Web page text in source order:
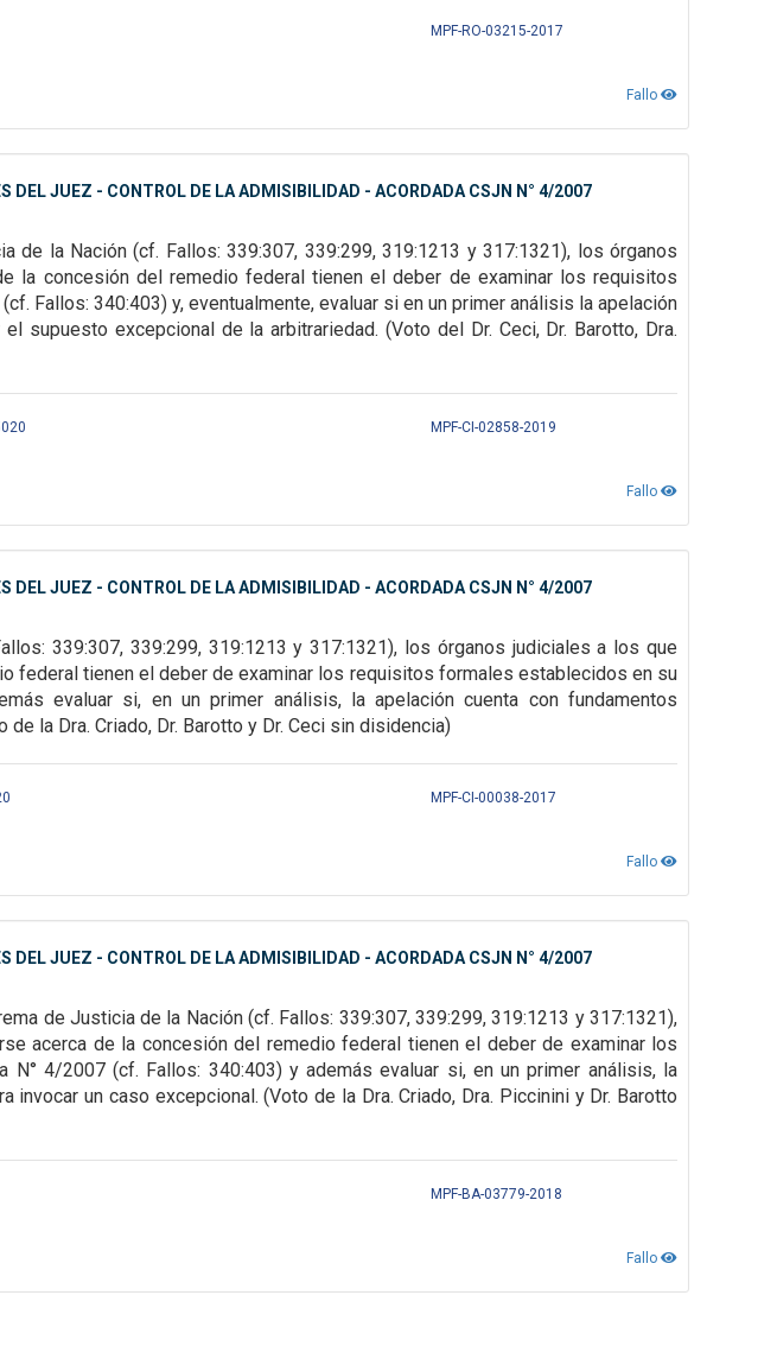
MPF-RO-03215-2017
Fallo
DEL JUEZ - CONTROL DE LA ADMISIBILIDAD - ACORDADA CSJN N° 4/2007
de la Nación (cf. Fallos:339:307, 339:299, 319:1213 y 317:1321), los órganos
la concesión del remedio federal tienen el deber de examinar los requisitos
Fallos: 340:403) y, eventualmente, evaluar si en un primer análisis la apelación
el supuesto excepcional de la arbitrariedad. (Voto del Dr. Ceci, Dr. Barotto, Dra.
MPF-CI-02858-2019
Fallo
DEL JUEZ - CONTROL DE LA ADMISIBILIDAD - ACORDADA CSJN N° 4/2007
339:307, 339:299, 319:1213 y 317:1321), los órganos judiciales a los que
federal tienen el deber de examinar los requisitos formales establecidos en su
evaluar si, en un primer análisis, laapelación cuenta con fundamentos
la Dra. Criado, Dr. Barotto y Dr. Ceci sin disidencia)
MPF-CI-00038-2017
Fallo
DEL JUEZ - CONTROL DE LA ADMISIBILIDAD - ACORDADA CSJN N° 4/2007
de Justicia de la Nación (cf. Fallos: 339:307, 339:299, 319:1213 y 317:1321),
acerca de la concesión del remedio federal tienen el deber de examinar los
4/2007 (cf. Fallos: 340:403) y además evaluar si, en un primer análisis, la
un caso excepcional. (Voto de la Dra. Criado, Dra. Piccinini y Dr. Barotto
MPF-BA-03779-2018
Fallo